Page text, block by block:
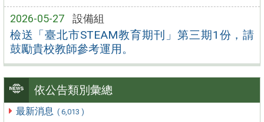
2026-05-27 設備組
檢送「臺北市STEAM教育期刊」第三期1份，請
鼓勵貴校教師參考運用。
依公告類別彙總
最新消息 ( 6,013 )